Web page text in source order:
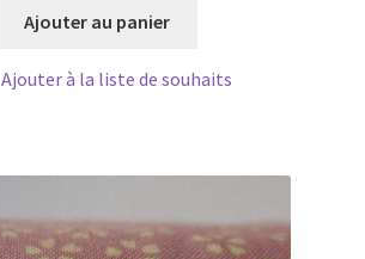
initial
3,50 €.
actuel
2,80 €.
Ajouter au panier
Ajouter à la liste de souhaits